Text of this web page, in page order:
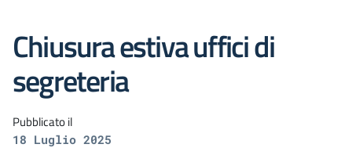
Chiusura estiva uffici di
segreteria
Pubblicato il
18 Luglio 2025